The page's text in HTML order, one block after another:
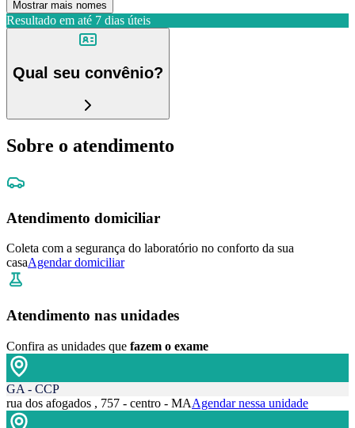
Mostrar mais nomes
Resultado em até 7 dias úteis
Qual seu convênio?
Sobre o atendimento
Atendimento domiciliar
Coleta com a segurança do laboratório no conforto da sua
casaAgendar domiciliar
Atendimento nas unidades
Confira as unidades que fazem o exame
GA - CCP
rua dos afogados , 757 - centro - MAAgendar nessa unidade